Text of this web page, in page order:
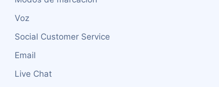
Voz
Social Customer Service
Email
Live Chat